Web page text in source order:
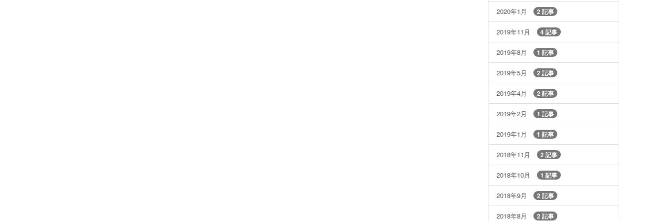
2020年1月 2 記事
2019年11月 4 記事
2019年8月 1 記事
2019年5月 2 記事
2019年4月 2 記事
2019年2月 1 記事
2019年1月 1 記事
2018年11月 2 記事
2018年10月 1 記事
2018年9月 2 記事
2018年8月 2 記事